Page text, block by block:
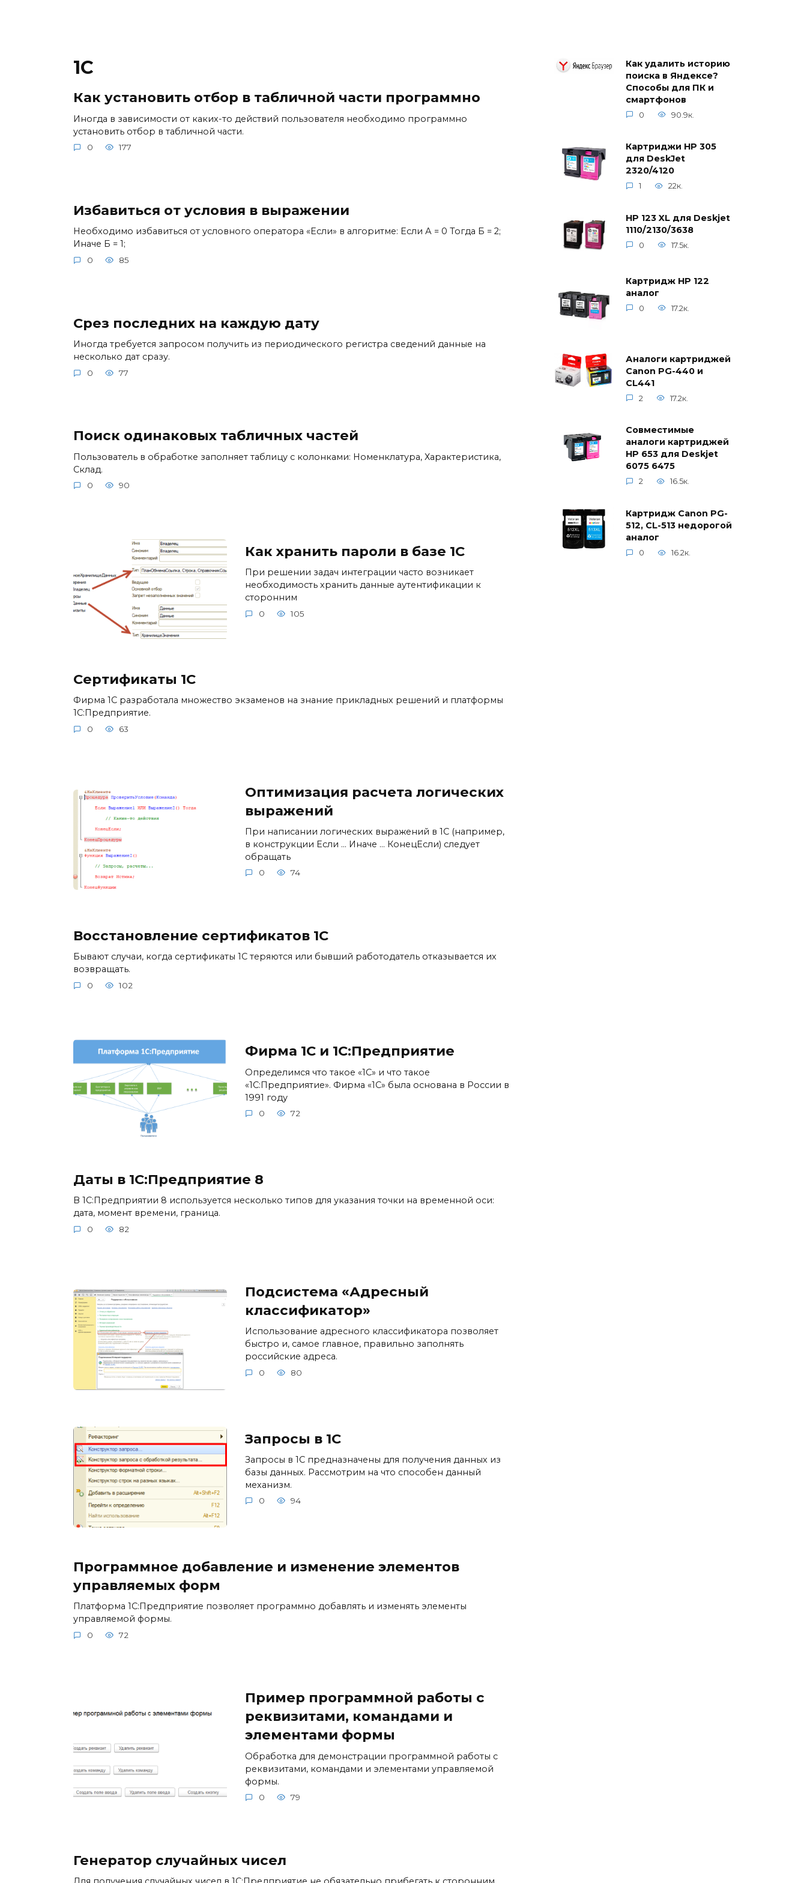
1С
Как установить отбор в табличной части программно
Иногда в зависимости от каких-то действий пользователя необходимо программно
установить отбор в табличной части.
0 177
Избавиться от условия в выражении
Необходимо избавиться от условного оператора «Если» в алгоритме: Если А = 0 Тогда Б = 2;
Иначе Б = 1;
0 85
Срез последних на каждую дату
Иногда требуется запросом получить из периодического регистра сведений данные на
несколько дат сразу.
0 77
Поиск одинаковых табличных частей
Пользователь в обработке заполняет таблицу с колонками: Номенклатура, Характеристика,
Склад.
0 90
Как хранить пароли в базе 1С
При решении задач интеграции часто возникает
необходимость хранить данные аутентификации к
сторонним
0 105
Сертификаты 1С
Фирма 1С разработала множество экзаменов на знание прикладных решений и платформы
1С:Предприятие.
0 63
Оптимизация расчета логических
выражений
При написании логических выражений в 1С (например,
в конструкции Если … Иначе … КонецЕсли) следует
обращать
0 74
Восстановление сертификатов 1С
Бывают случаи, когда сертификаты 1С теряются или бывший работодатель отказывается их
возвращать.
0 102
Фирма 1С и 1С:Предприятие
Определимся что такое «1С» и что такое
«1С:Предприятие». Фирма «1С» была основана в России в
1991 году
0 72
Даты в 1С:Предприятие 8
В 1С:Предприятии 8 используется несколько типов для указания точки на временной оси:
дата, момент времени, граница.
0 82
Подсистема «Адресный
классификатор»
Использование адресного классификатора позволяет
быстро и, самое главное, правильно заполнять
российские адреса.
0 80
Запросы в 1С
Запросы в 1С предназначены для получения данных из
базы данных. Рассмотрим на что способен данный
механизм.
0 94
Программное добавление и изменение элементов
управляемых форм
Платформа 1С:Предприятие позволяет программно добавлять и изменять элементы
управляемой формы.
0 72
Пример программной работы с
реквизитами, командами и
элементами формы
Обработка для демонстрации программной работы с
реквизитами, командами и элементами управляемой
формы.
0 79
Генератор случайных чисел
Как удалить историю
поиска в Яндексе?
Способы для ПК и
смартфонов
0 90.9к.
Картриджи HP 305
для DeskJet
2320/4120
1 22к.
HP 123 XL для Deskjet
1110/2130/3638
0 17.5к.
Картридж HP 122
аналог
0 17.2к.
Аналоги картриджей
Canon PG-440 и
CL441
2 17.2к.
Совместимые
аналоги картриджей
HP 653 для Deskjet
6075 6475
2 16.5к.
Картридж Canon PG-
512, CL-513 недорогой
аналог
0 16.2к.